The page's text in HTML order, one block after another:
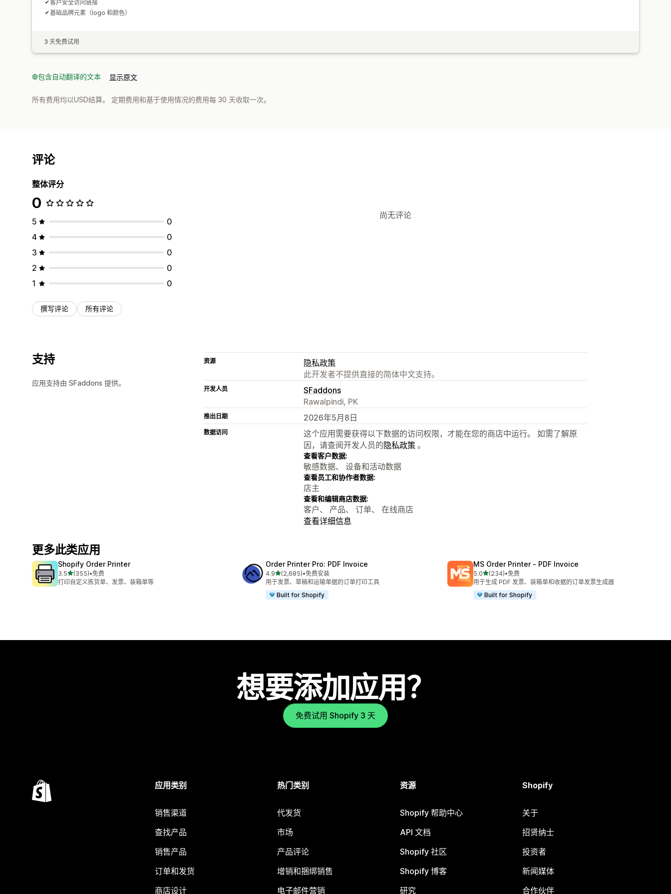
客户安全访问链接
基础品牌元素（logo 和颜色）
3 天免费试用
包含自动翻译的文本 显示原文
所有费用均以USD结算。 定期费用和基于使用情况的费用每 30 天收取一次。
评论
整体评分
0
5
0
4
0
3
0
2
0
1
0
撰写评论 所有评论
尚无评论
支持
应用支持由 SFaddons 提供。
资源
隐私政策
此开发者不提供直接的简体中文支持。
开发人员
SFaddons
Rawalpindi, PK
推出日期 2026年5月8日
数据访问
这个应用需要获得以下数据的访问权限，才能在您的商店中运行。 如需了解原
因，请查阅开发人员的隐私政策 。
查看客户数据:
敏感数据、 设备和活动数据
查看员工和协作者数据:
店主
查看和编辑商店数据:
客户、 产品、 订单、 在线商店
查看详细信息
更多此类应用
Shopify Order Printer
3.5星（满分 5 星）
(355)
总共 355 条评论
•免费
打印自定义拣货单、发票、装箱单等
Order Printer Pro: PDF Invoice
4.9星（满分 5 星）
(2,685)
总共 2685 条评论
•免费安装
用于发票、草稿和运输单据的订单打印工具
Built for Shopify
MS Order Printer ‑ PDF Invoice
5.0星（满分 5 星）
(234)
总共 234 条评论
•免费
用于生成 PDF 发票、装箱单和收据的订单发票生成器
Built for Shopify
想要添加应用？
免费试用 Shopify 3 天
应用类别
销售渠道
查找产品
销售产品
订单和发货
商店设计
热门类别
代发货
市场
产品评论
增销和捆绑销售
电子邮件营销
资源
Shopify 帮助中心
API 文档
Shopify 社区
Shopify 博客
研究
Shopify
关于
招贤纳士
投资者
新闻媒体
合作伙伴